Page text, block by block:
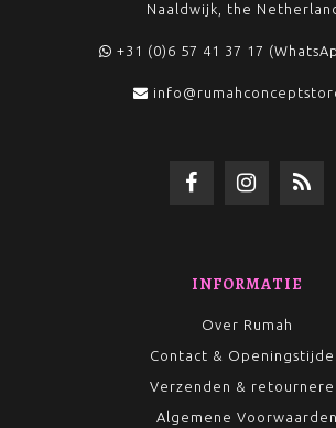
Naaldwijk, the
+31 (0)6 57 41 37 17
INFORMATIE
Over Rumah
Contact &
Verzenden &
Algemene Voorwaarden